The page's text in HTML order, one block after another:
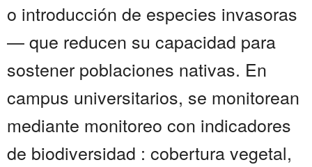
o introducción de especies invasoras
— que reducen su capacidad para
sostener poblaciones nativas. En
campus universitarios, se monitorean
mediante monitoreo con indicadores
de biodiversidad : cobertura vegetal,